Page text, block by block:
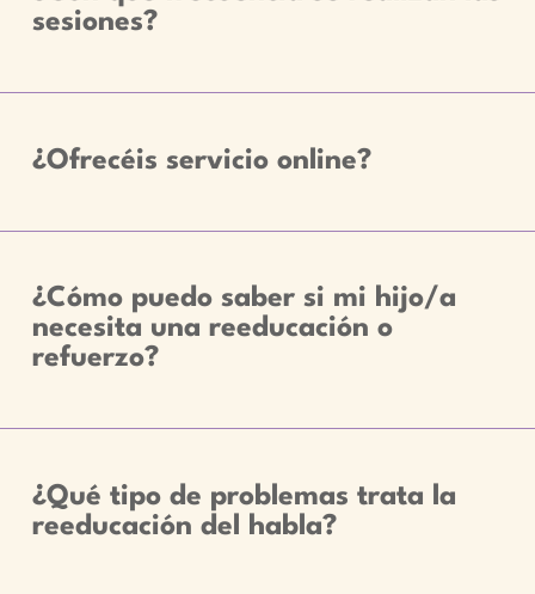
sesiones?
¿Ofrecéis servicio online?
¿Cómo puedo saber si mi hijo/a
necesita una reeducación o
refuerzo?
¿Qué tipo de problemas trata la
reeducación del habla?